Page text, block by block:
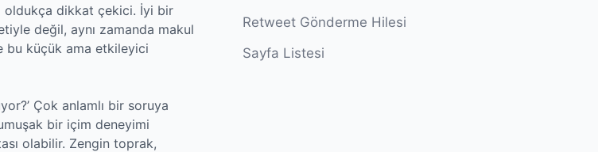
oldukça dikkat çekici. İyi bir
değil, aynı zamanda makul
bu küçük ama etkileyici
Çok anlamlı bir soruya
bir içim deneyimi
olabilir. Zengin toprak,
Retweet Gönderme Hilesi
Sayfa Listesi